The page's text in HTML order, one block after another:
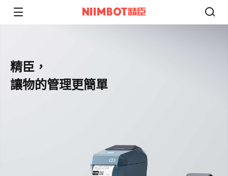
精臣，​
讓物的管理更簡單​